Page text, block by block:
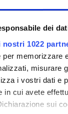
dei
nostri 1022
per memorizzare
misurare
i vostri dati e
in cui avete
sui